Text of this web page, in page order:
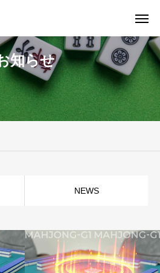
知らせ
NEWS